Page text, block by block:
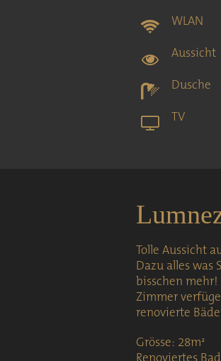
WLAN
Aussicht
Dusche
TV
Tolle Aussicht
Dazu alles was
bisschen mehr!
Zimmer
renovierte
Grösse: 28m²
Renoviertes